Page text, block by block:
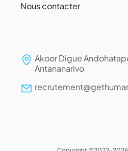
Nous contacter
Akoor Digue
Antananarivo